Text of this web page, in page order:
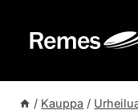
sisältöön
/ Kauppa /